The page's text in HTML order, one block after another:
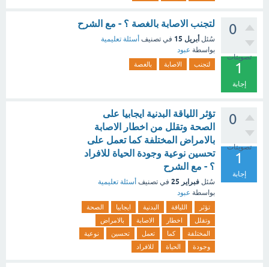
0
تصويتات
1
إجابة
لتجنب الاصابة بالغصة ؟ - مع الشرح
سُئل أبريل 15 في تصنيف أسئلة تعليمية
بواسطة عبود
لتجنب الاصابة بالغصة
0
تصويتات
1
إجابة
تؤثر اللياقة البدنية ايجابيا على
الصحة وتقلل من اخطار الاصابة
بالامراض المختلفة كما تعمل على
تحسين نوعية وجودة الحياة للافراد
؟ - مع الشرح
سُئل فبراير 25 في تصنيف أسئلة تعليمية
بواسطة عبود
تؤثر اللياقة البدنية ايجابيا
الصحة
وتقلل
اخطار الاصابة
بالامراض
المختلفة
كما تعمل تحسين
نوعية
وجودة
الحياة للافراد